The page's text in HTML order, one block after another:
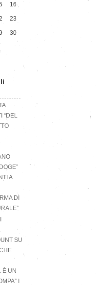
16
23
30
“DEL
A
DI
SU
È UN
I